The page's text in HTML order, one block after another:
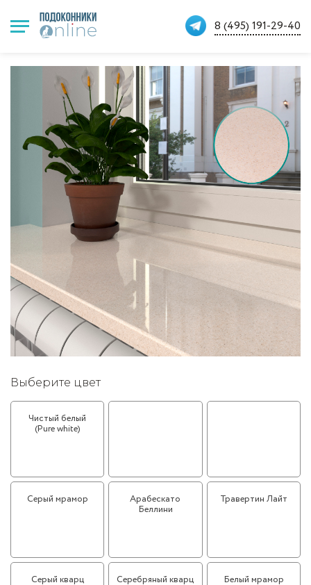
8 (495) 191-29-40
Выберите цвет
Чистый белый
(Pure white)
Серый мрамор Арабескато
Беллини
Травертин Лайт
Серый кварц Серебряный кварц Белый мрамор